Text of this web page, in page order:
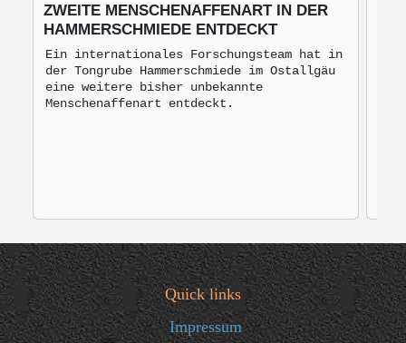
ZWEITE MENSCHENAFFENART IN DER
HAMMERSCHMIEDE ENTDECKT
Ein internationales Forschungsteam hat in
der Tongrube Hammerschmiede im Ostallgäu
eine weitere bisher unbekannte
Menschenaffenart entdeckt.
Quick links
Impressum